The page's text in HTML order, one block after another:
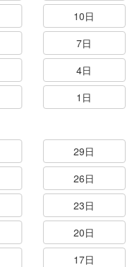
10日
7日
4日
1日
29日
26日
23日
20日
17日